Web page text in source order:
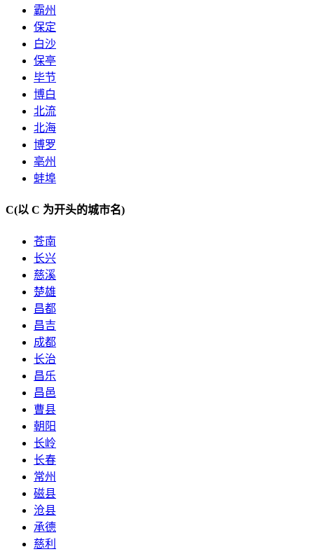
霸州
保定
白沙
保亭
毕节
博白
北流
北海
博罗
亳州
蚌埠
C(以 C 为开头的城市名)
苍南
长兴
慈溪
楚雄
昌都
昌吉
成都
长治
昌乐
昌邑
曹县
朝阳
长岭
长春
常州
磁县
沧县
承德
慈利